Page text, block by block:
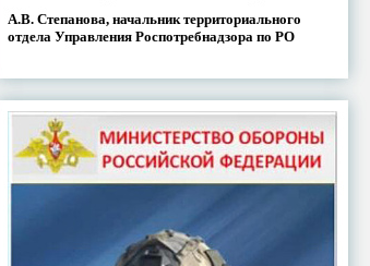
А.В. Степанова, начальник территориального
отдела Управления Роспотребнадзора по РО